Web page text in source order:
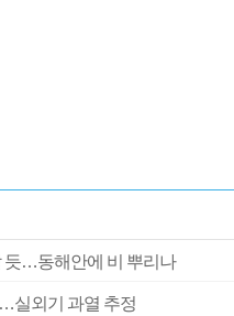
듯…동해안에 비 뿌리나
실외기 과열 추정